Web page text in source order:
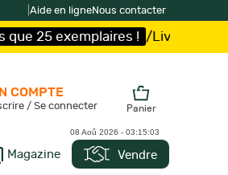
Aide en ligneNous contacter
offerte et expédition
Magazine Vendre
COMPTE
/ Se connecter Panier
08 Aoû 2026 - 03:15:05